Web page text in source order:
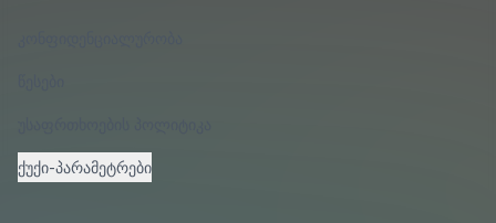
ქუქი-პარამეტრები